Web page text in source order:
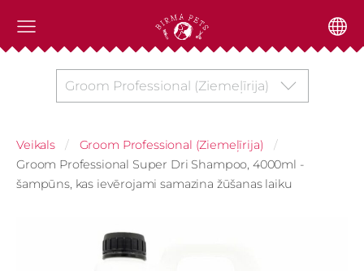
Groom Professional (Ziemeļīrija)
Veikals
Groom Professional (Ziemeļīrija)
Groom Professional Super Dri Shampoo, 4000ml -
šampūns, kas ievērojami samazina žūšanas laiku